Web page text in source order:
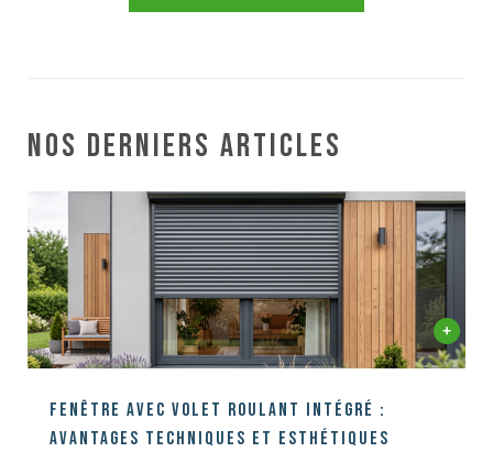
Nos derniers articles
Fenêtre avec volet roulant intégré :
Avantages techniques et esthétiques